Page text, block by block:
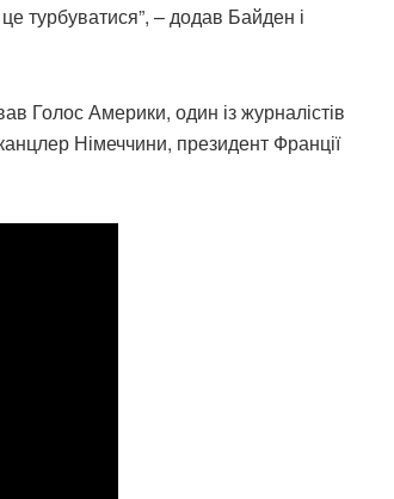
турбуватися”, – додав Байден і
Голос Америки, один із журналістів
Німеччини, президент Франції